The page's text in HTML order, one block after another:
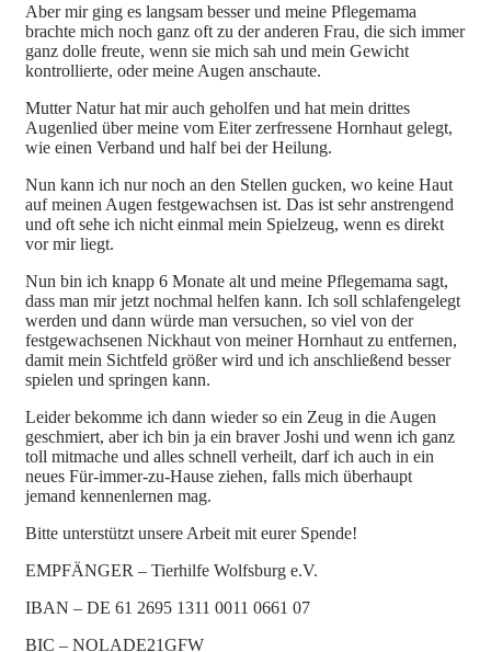
Aber mir ging es langsam besser und meine Pflegemama
brachte mich noch ganz oft zu der anderen Frau, die sich immer
ganz dolle freute, wenn sie mich sah und mein Gewicht
kontrollierte, oder meine Augen anschaute.
Mutter Natur hat mir auch geholfen und hat mein drittes
Augenlied über meine vom Eiter zerfressene Hornhaut gelegt,
wie einen Verband und half bei der Heilung.
Nun kann ich nur noch an den Stellen gucken, wo keine Haut
auf meinen Augen festgewachsen ist. Das ist sehr anstrengend
und oft sehe ich nicht einmal mein Spielzeug, wenn es direkt
vor mir liegt.
Nun bin ich knapp 6 Monate alt und meine Pflegemama sagt,
dass man mir jetzt nochmal helfen kann. Ich soll schlafengelegt
werden und dann würde man versuchen, so viel von der
festgewachsenen Nickhaut von meiner Hornhaut zu entfernen,
damit mein Sichtfeld größer wird und ich anschließend besser
spielen und springen kann.
Leider bekomme ich dann wieder so ein Zeug in die Augen
geschmiert, aber ich bin ja ein braver Joshi und wenn ich ganz
toll mitmache und alles schnell verheilt, darf ich auch in ein
neues Für-immer-zu-Hause ziehen, falls mich überhaupt
jemand kennenlernen mag.
Bitte unterstützt unsere Arbeit mit eurer Spende!
EMPFÄNGER – Tierhilfe Wolfsburg e.V.
IBAN – DE 61 2695 1311 0011 0661 07
BIC – NOLADE21GFW